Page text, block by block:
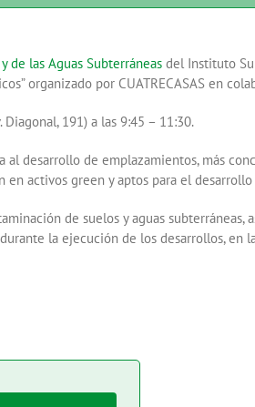
de las Aguas Subterráneas del Instituto
organizado por CUATRECASAS en
191) a las 9:45 – 11:30.
desarrollo de emplazamientos, más
activos green y aptos para el
de suelos y aguas
la ejecución de los desarrollos,